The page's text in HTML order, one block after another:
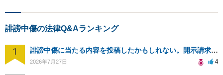
誹謗中傷の法律Q&Aランキング
1 誹謗中傷に当たる内容を投稿したかもしれない。開示請求や民事刑事裁判に発展しうるのか教えて欲しい。
2026年7月27日 4